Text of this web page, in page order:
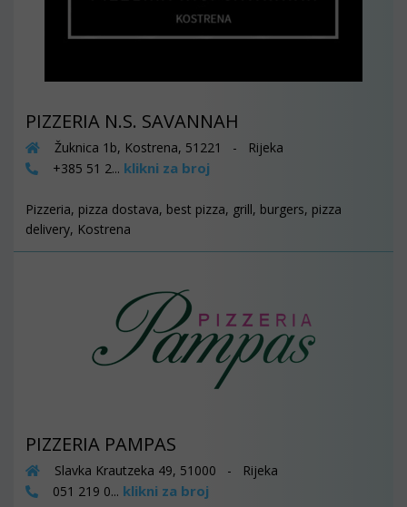
PIZZERIA N.S. SAVANNAH
Žuknica 1b, Kostrena, 51221 - Rijeka
+385 51 2... klikni za broj
Pizzeria, pizza dostava, best pizza, grill, burgers, pizza
delivery, Kostrena
PIZZERIA PAMPAS
Slavka Krautzeka 49, 51000 - Rijeka
051 219 0... klikni za broj